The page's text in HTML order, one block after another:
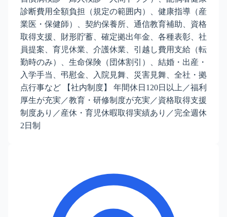
診断費用全額負担（規定の範囲内）、健康指導（産
業医・保健師）、契約保養所、通信教育補助、資格
取得支援、財形貯蓄、確定拠出年金、各種表彰、社
員提案、育児休業、介護休業、引越し費用支給（転
勤時のみ）、生命保険（団体割引）、結婚・出産・
入学手当、弔慰金、入院見舞、災害見舞、全社・拠
点行事など 【社内制度】 年間休日120日以上／福利
厚生が充実／教育・研修制度が充実／資格取得支援
制度あり／産休・育児休暇取得実績あり／完全週休
2日制